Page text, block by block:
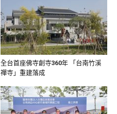
全台首座佛寺創寺360年 「台南竹溪
禪寺」重建落成